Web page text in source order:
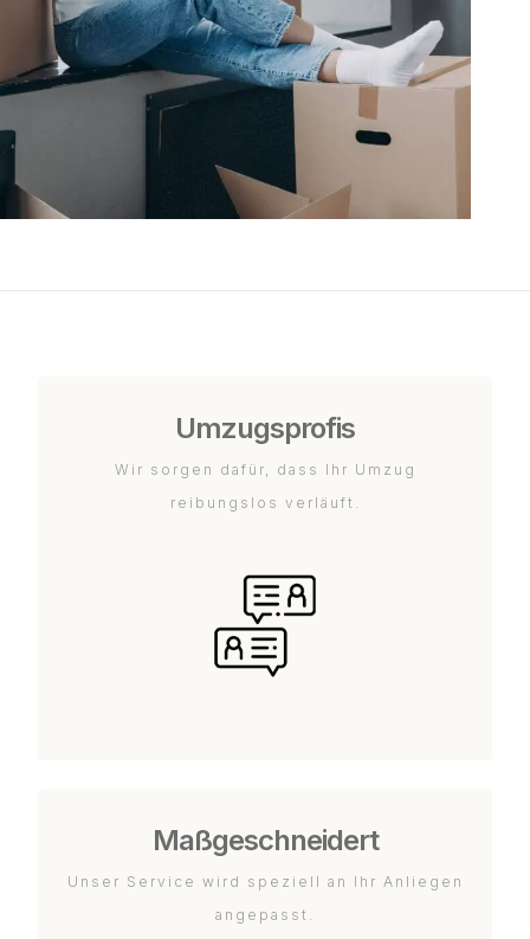
Umzugsprofis
Wir sorgen dafür, dass Ihr Umzug
reibungslos verläuft.
Maßgeschneidert
Unser Service wird speziell an Ihr Anliegen
angepasst.